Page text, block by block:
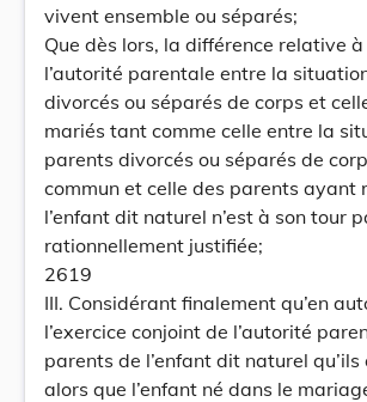
vivent ensemble ou séparés;
Que dès lors, la différence relative à
l’autorité parentale entre la
divorcés ou séparés de corps et
mariés tant comme celle entre la
parents divorcés ou séparés de
commun et celle des parents ayant
l’enfant dit naturel n’est à son tour
rationnellement justifiée;
2619
III. Considérant finalement qu’en
l’exercice conjoint de l’autorité
parents de l’enfant dit naturel qu’ils
alors que l’enfant né dans le